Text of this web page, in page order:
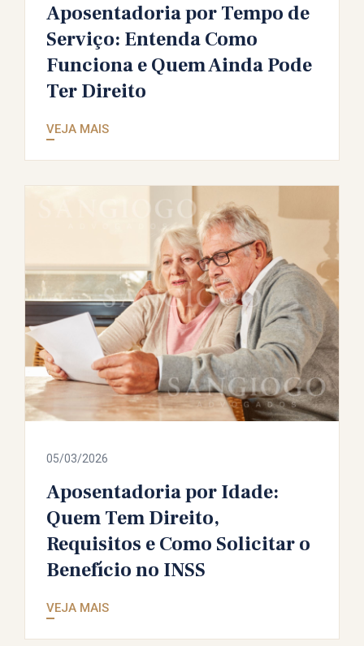
Aposentadoria por Tempo de
Serviço: Entenda Como
Funciona e Quem Ainda Pode
Ter Direito
VEJA MAIS
05/03/2026
Aposentadoria por Idade:
Quem Tem Direito,
Requisitos e Como Solicitar o
Benefício no INSS
VEJA MAIS